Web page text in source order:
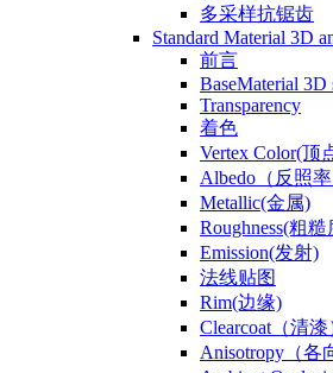
多采样抗锯齿
Standard Material 3D
前言
BaseMaterial 3D
Transparency
着色
Vertex Color(顶
Albedo（反照率
Metallic(金属)
Roughness(粗糙
Emission(发射)
法线贴图
Rim(边缘)
Clearcoat（清漆
Anisotropy（各